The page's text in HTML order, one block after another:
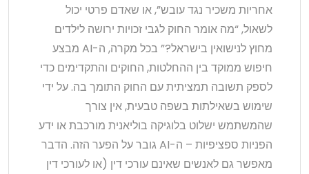
אחריות משכיר נגד עובש”, או שאדם פרטי יכול
לשאול, “מה אומר החוק לגבי זכויות ירושה לילדים
מחוץ לנישואין בישראל?” בכל מקרה, ה-AI מבצע
חיפוש ממוקד בין ההחלטות, החוקים והתקדימים כדי
לספק תשובה תמציתית עם החוק התומך בה. על ידי
שימוש בשאילתות בשפה טבעית, אין צורך
שהמשתמש ישלוט בלוגיקה בוליאנית מורכבת או ידע
הפניות ספציפיות – ה-AI גובר על הפער הזה. הדבר
מאפשר גם לאנשים שאינם עורכי דין (או לעורכי דין